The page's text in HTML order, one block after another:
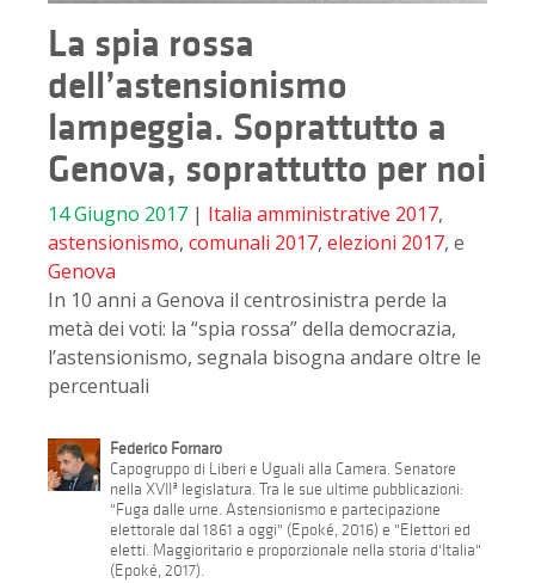
La spia rossa
dell’astensionismo
lampeggia. Soprattutto a
Genova, soprattutto per noi
14 Giugno 2017 | Italia amministrative 2017,
astensionismo, comunali 2017, elezioni 2017, e
Genova
In 10 anni a Genova il centrosinistra perde la
metà dei voti: la “spia rossa” della democrazia,
l’astensionismo, segnala bisogna andare oltre le
percentuali
Federico Fornaro
Capogruppo di Liberi e Uguali alla Camera. Senatore
nella XVIIª legislatura. Tra le sue ultime pubblicazioni:
"Fuga dalle urne. Astensionismo e partecipazione
elettorale dal 1861 a oggi" (Epoké, 2016) e "Elettori ed
eletti. Maggioritario e proporzionale nella storia d'Italia"
(Epoké, 2017).